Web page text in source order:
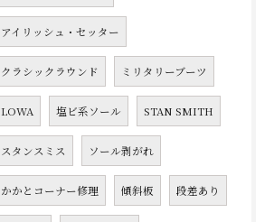
アイリッシュ・セッター
クラシックラウンド ミリタリーブーツ
LOWA 塩ビ系ソール STAN SMITH
スタンスミス ソール剥がれ
かかとコーナー修理 傾斜板 段差あり